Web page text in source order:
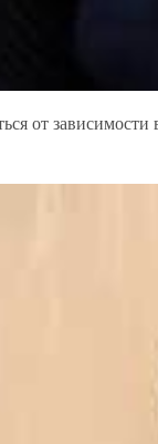
от зависимости